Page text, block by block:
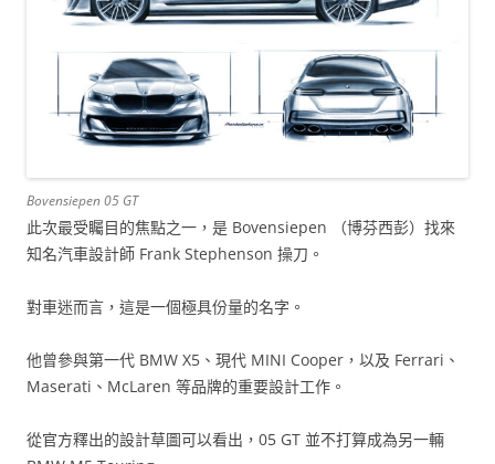
Bovensiepen 05 GT
此次最受矚目的焦點之一，是 Bovensiepen （博芬西彭）找來
知名汽車設計師 Frank Stephenson 操刀。
對車迷而言，這是一個極具份量的名字。
他曾參與第一代 BMW X5、現代 MINI Cooper，以及 Ferrari、
Maserati、McLaren 等品牌的重要設計工作。
從官方釋出的設計草圖可以看出，05 GT 並不打算成為另一輛